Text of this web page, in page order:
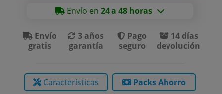
Envío en24 a 48 horas
Envío
gratis
3 años
garantía
Pago
seguro
14 días
devolución
Características Packs Ahorro